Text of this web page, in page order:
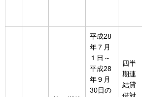
平成28
年７月
１日～
平成28
年９月
30日の
四半
期連
結貸